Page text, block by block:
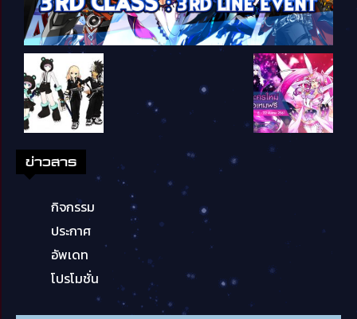
ข่าวสาร
กิจกรรม
ประกาศ
อัพเดท
โปรโมชั่น